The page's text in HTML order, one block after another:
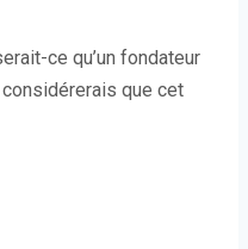
ce qu’un fondateur
que cet